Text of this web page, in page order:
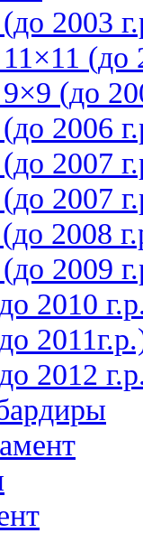
2003
(до
(до
2006
2007
2007
2008
2009
2010
2012